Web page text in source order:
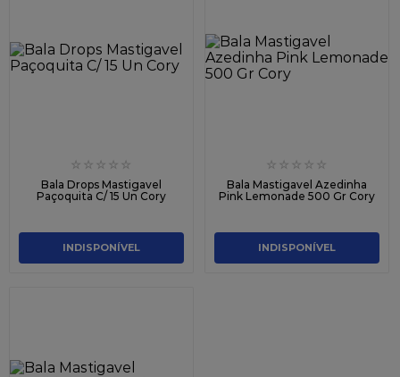
☆ ☆ ☆ ☆ ☆
Bala Drops Mastigavel
Paçoquita C/ 15 Un Cory
INDISPONÍVEL
☆ ☆ ☆ ☆ ☆
Bala Mastigavel Azedinha
Pink Lemonade 500 Gr Cory
INDISPONÍVEL